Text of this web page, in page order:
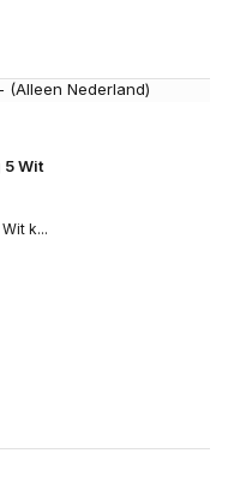
5 Wit
k...
(Alleen Nederland)